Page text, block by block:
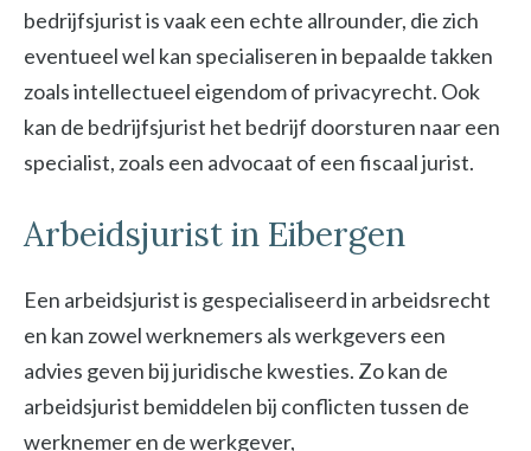
bedrijfsjurist is vaak een echte allrounder, die zich
eventueel wel kan specialiseren in bepaalde takken
zoals intellectueel eigendom of privacyrecht. Ook
kan de bedrijfsjurist het bedrijf doorsturen naar een
specialist, zoals een advocaat of een fiscaal jurist.
Arbeidsjurist in Eibergen
Een arbeidsjurist is gespecialiseerd in arbeidsrecht
en kan zowel werknemers als werkgevers een
advies geven bij juridische kwesties. Zo kan de
arbeidsjurist bemiddelen bij conflicten tussen de
werknemer en de werkgever,